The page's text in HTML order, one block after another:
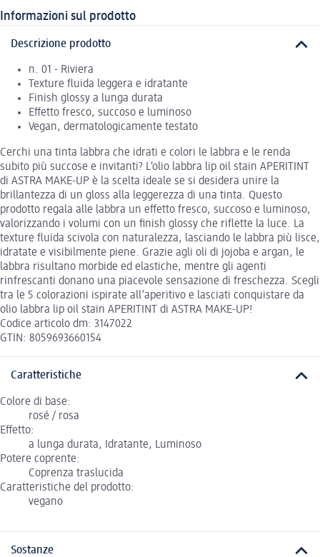
Informazioni sul prodotto
Descrizione prodotto
n. 01 - Riviera
Texture fluida leggera e idratante
Finish glossy a lunga durata
Effetto fresco, succoso e luminoso
Vegan, dermatologicamente testato
Cerchi una tinta labbra che idrati e colori le labbra e le renda
subito più succose e invitanti? L’olio labbra lip oil stain APERITINT
di ASTRA MAKE-UP è la scelta ideale se si desidera unire la
brillantezza di un gloss alla leggerezza di una tinta. Questo
prodotto regala alle labbra un effetto fresco, succoso e luminoso,
valorizzando i volumi con un finish glossy che riflette la luce. La
texture fluida scivola con naturalezza, lasciando le labbra più lisce,
idratate e visibilmente piene. Grazie agli oli di jojoba e argan, le
labbra risultano morbide ed elastiche, mentre gli agenti
rinfrescanti donano una piacevole sensazione di freschezza. Scegli
tra le 5 colorazioni ispirate all’aperitivo e lasciati conquistare da
olio labbra lip oil stain APERITINT di ASTRA MAKE-UP!
Codice articolo dm: 3147022
GTIN: 8059693660154
Caratteristiche
Colore di base:
rosé / rosa
Effetto:
a lunga durata, Idratante, Luminoso
Potere coprente:
Coprenza traslucida
Caratteristiche del prodotto:
vegano
Sostanze